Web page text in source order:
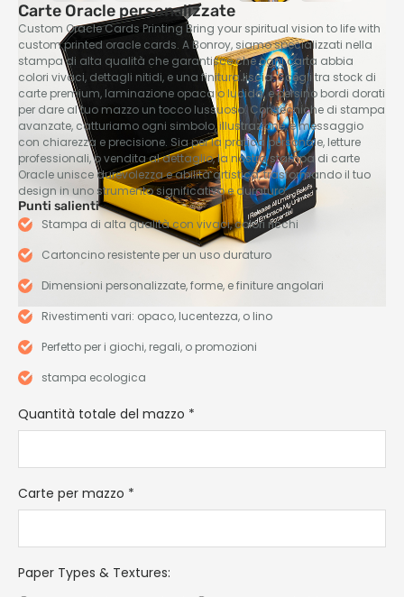
Carte Oracle personalizzate
Custom Oracle Cards Printing Bring your spiritual vision to life with
custom printed oracle cards. A Bonroy, siamo specializzati nella
stampa di alta qualità che garantisce che ogni carta abbia
colori vivaci, dettagli nitidi, e una finitura liscia. Scegli tra stock di
carte premium, laminazione opaca o lucida, e persino bordi dorati
per dare al tuo mazzo un tocco lussuoso. Con tecniche di stampa
avanzate, catturiamo ogni simbolo, illustrazione, e messaggio
con chiarezza e precisione. Sia per la pratica personale, letture
professionali, o vendita al dettaglio, la nostra stampa di carte
Oracle unisce durevolezza e abilità artistica, trasformando il tuo
design in uno strumento significativo e duraturo.
Punti salienti
Stampa di alta qualità con vivaci, colori ricchi
Cartoncino resistente per un uso duraturo
Dimensioni personalizzate, forme, e finiture angolari
Rivestimenti vari: opaco, lucentezza, o lino
Perfetto per i giochi, regali, o promozioni
stampa ecologica
Quantità totale del mazzo *
Carte per mazzo *
Paper Types & Textures: